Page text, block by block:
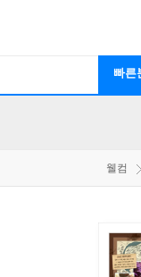
빠른
웰컴